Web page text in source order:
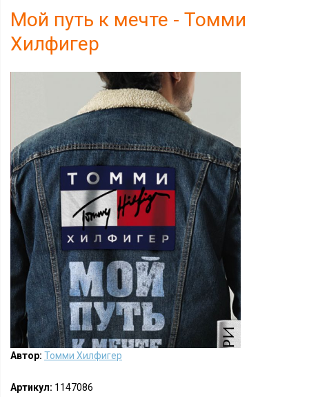
Мой путь к мечте - Томми
Хилфигер
Автор: Томми Хилфигер
Артикул: 1147086